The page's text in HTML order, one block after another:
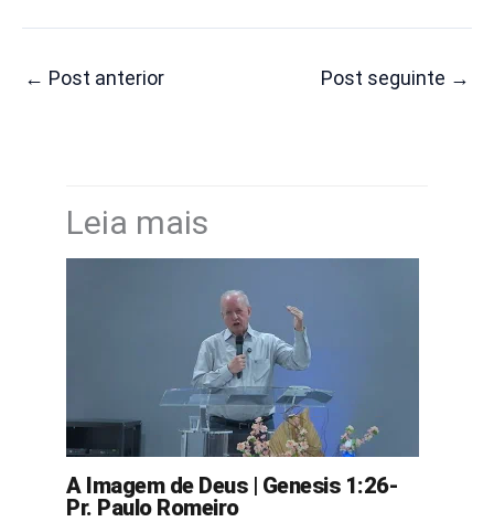
← Post anterior Post seguinte →
Leia mais
A Imagem de Deus | Genesis 1:26-
Pr. Paulo Romeiro